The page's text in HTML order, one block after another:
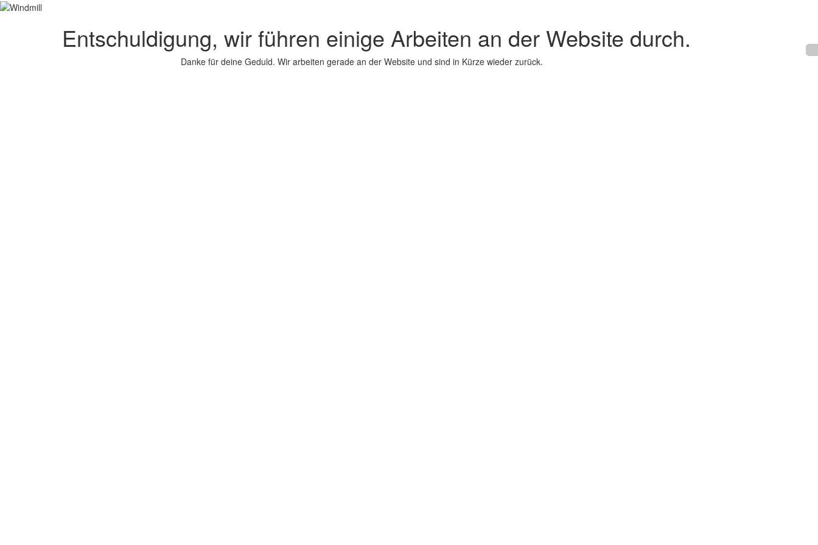
Entschuldigung, wir führen einige Arbeiten an der Website durch.
Danke für deine Geduld. Wir arbeiten gerade an der Website und sind in Kürze wieder zurück.